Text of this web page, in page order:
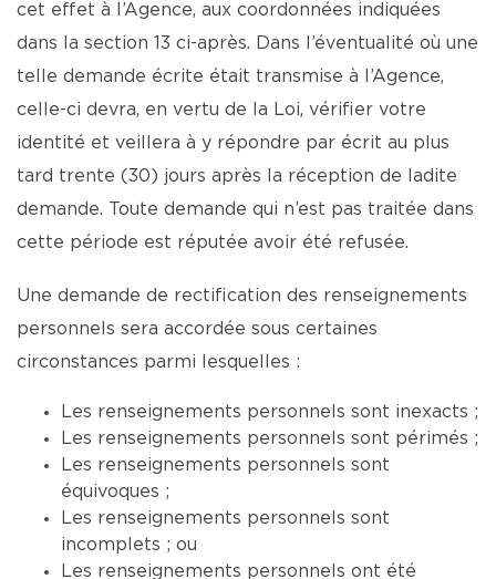
cet effet à l’Agence, aux coordonnées indiquées
dans la section 13 ci-après. Dans l’éventualité où une
telle demande écrite était transmise à l’Agence,
celle-ci devra, en vertu de la Loi, vérifier votre
identité et veillera à y répondre par écrit au plus
tard trente (30) jours après la réception de ladite
demande. Toute demande qui n’est pas traitée dans
cette période est réputée avoir été refusée.
Une demande de rectification des renseignements
personnels sera accordée sous certaines
circonstances parmi lesquelles :
Les renseignements personnels sont inexacts ;
Les renseignements personnels sont périmés ;
Les renseignements personnels sont
équivoques ;
Les renseignements personnels sont
incomplets ; ou
Les renseignements personnels ont été